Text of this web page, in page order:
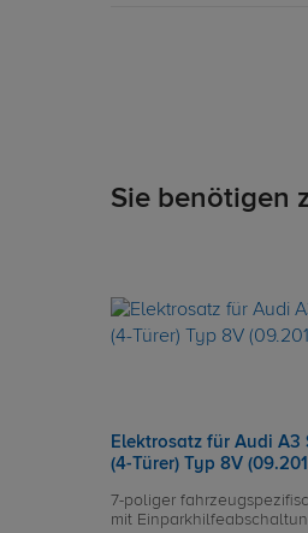
Sie benötigen
Elektrosatz für Audi A3
(4-Türer) Typ 8V
7-poliger
mit